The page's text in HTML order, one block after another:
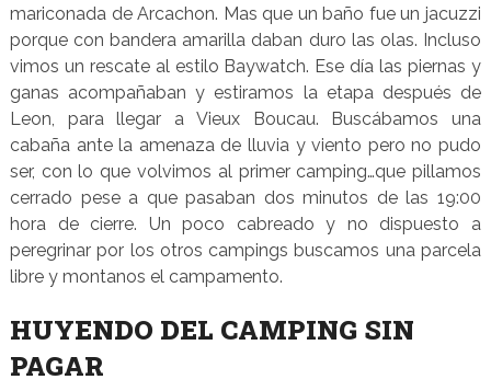
mariconada de Arcachon. Mas que un baño fue un jacuzzi
porque con bandera amarilla daban duro las olas. Incluso
vimos un rescate al estilo Baywatch. Ese día las piernas y
ganas acompañaban y estiramos la etapa después de
Leon, para llegar a Vieux Boucau. Buscábamos una
cabaña ante la amenaza de lluvia y viento pero no pudo
ser, con lo que volvimos al primer camping…que pillamos
cerrado pese a que pasaban dos minutos de las 19:00
hora de cierre. Un poco cabreado y no dispuesto a
peregrinar por los otros campings buscamos una parcela
libre y montanos el campamento.
HUYENDO DEL CAMPING SIN
PAGAR